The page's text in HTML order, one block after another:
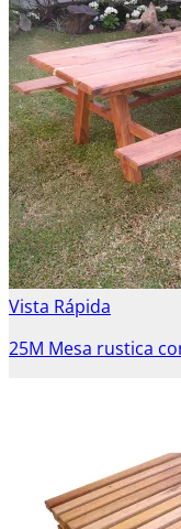
Vista Rápida
25M Mesa rustica